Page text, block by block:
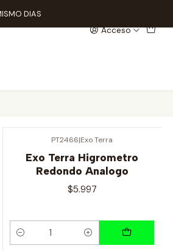
Acceso
DIAS
PT2466|Exo Terra
Exo Terra Higrometro
Redondo Analogo
$5.997
Cantidad